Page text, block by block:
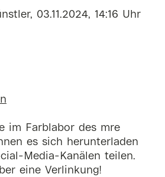
03.11.2024, 14:16 Uhr
im Farblabor des mre
es sich herunterladen
Media-Kanälen teilen.
eine Verlinkung!